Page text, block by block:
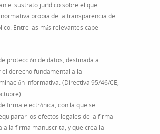
el sustrato jurídico sobre el que
propia de la transparencia del
Entre las más relevantes cabe
protección de datos, destinada a
derecho fundamental a la
informativa. (Directiva 95/46/CE,
firma electrónica, con la que se
los efectos legales de la firma
a la firma manuscrita, y que crea la